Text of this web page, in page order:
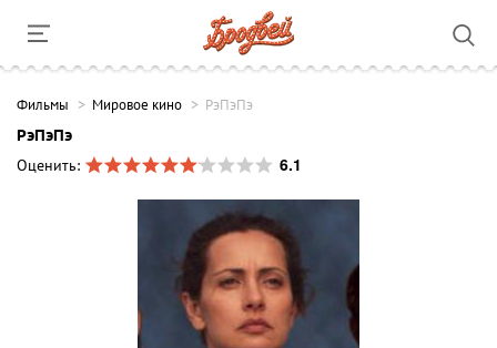
Фильмы Мировое кино РэПэПэ
РэПэПэ
Оценить:
6.1